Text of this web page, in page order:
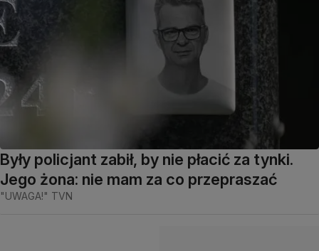
Były policjant zabił, by nie płacić za tynki.
Jego żona: nie mam za co przepraszać
"UWAGA!" TVN